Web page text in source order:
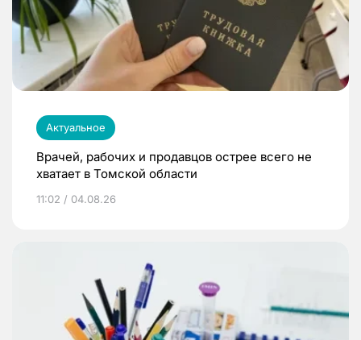
Актуальное
Врачей, рабочих и продавцов острее всего не
хватает в Томской области
11:02 / 04.08.26